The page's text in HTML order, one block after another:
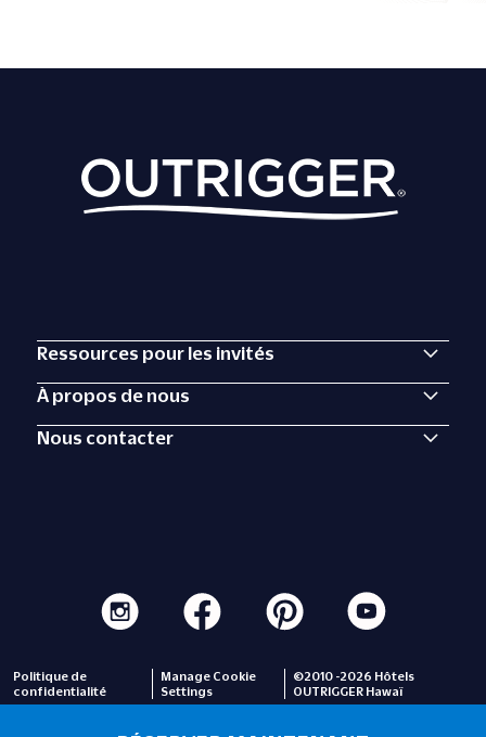
Ressources pour les invités
À propos de nous
Nous contacter
Politique de
confidentialité
Manage Cookie
Settings
©2010 -2026 Hôtels
OUTRIGGER Hawaï